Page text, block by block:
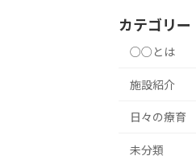
カテゴリー
○○とは
施設紹介
日々の療育
未分類